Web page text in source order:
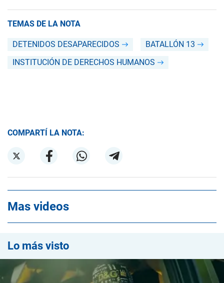
TEMAS DE LA NOTA
DETENIDOS DESAPARECIDOS
BATALLÓN 13
INSTITUCIÓN DE DERECHOS HUMANOS
COMPARTÍ LA NOTA:
Mas videos
Lo más visto